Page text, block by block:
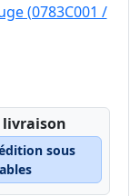
(0783C001 /
sous